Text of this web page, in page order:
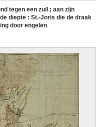
tegen een zuil ; aan zijn
diepte : St.-Joris die de draak
door engelen